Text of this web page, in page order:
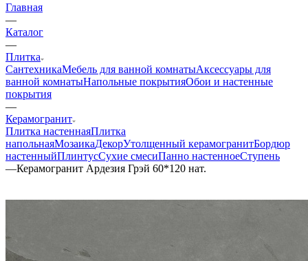
Главная
—
Каталог
—
Плитка
СантехникаМебель для ванной комнатыАксессуары для
ванной комнатыНапольные покрытияОбои и настенные
покрытия
—
Керамогранит
Плитка настеннаяПлитка
напольнаяМозаикаДекорУтолщенный керамогранитБордюр
настенныйПлинтусСухие смесиПанно настенноеСтупень
—Керамогранит Ардезия Грэй 60*120 нат.